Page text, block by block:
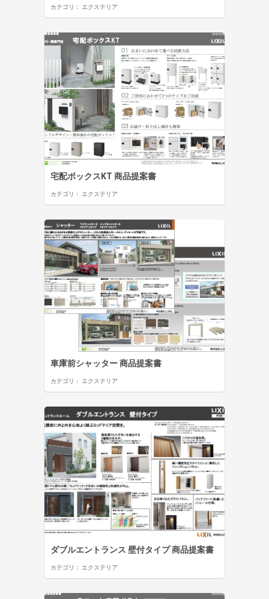
カテゴリ： エクステリア
宅配ボックスKT 商品提案書
カテゴリ： エクステリア
車庫前シャッター 商品提案書
カテゴリ： エクステリア
ダブルエントランス 壁付タイプ 商品提案書
カテゴリ： エクステリア